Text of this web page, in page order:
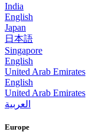
India
English
Japan
日本語
Singapore
English
United Arab Emirates
English
United Arab Emirates
العربية
Europe